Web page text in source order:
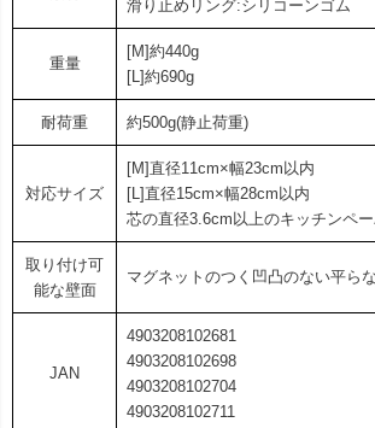
滑り止めリング:シリコーンゴム
重量
[M]約440g
[L]約690g
耐荷重 約500g(静止荷重)
対応サイズ
[M]直径11cm×幅23cm以内
[L]直径15cm×幅28cm以内
芯の直径3.6cm以上のキッチンペ
取り付け可
能な壁面
マグネットのつく凹凸のない平ら
JAN
4903208102681
4903208102698
4903208102704
4903208102711